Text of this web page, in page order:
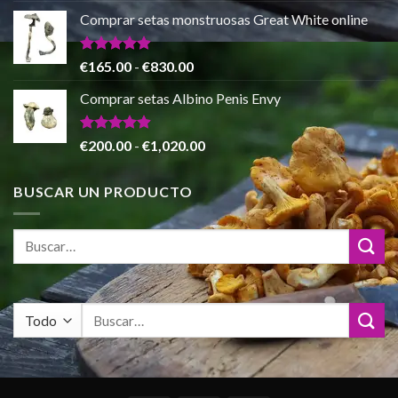
de 5
de
precios:
desde
€140.00
hasta
€745.00
Comprar setas monstruosas Great White online
Valorado
de 5
€165.00 - €830.00Rango
precios:
€165.00
€830.00
Comprar setas Albino Penis Envy
Valorado
€200.00 - €1,020.00Rango
precios:
desde
€200.00
BUSCAR UN PRODUCTO
Buscar
por: